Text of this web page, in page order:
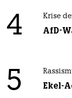
4 Krise
AfD-
5 Ekel-